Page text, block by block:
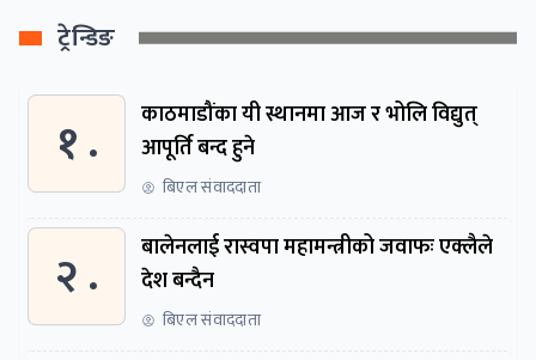
ट्रेन्डिङ
१ .
काठमाडौंका यी स्थानमा आज र भोलि विद्युत्
आपूर्ति बन्द हुने
बिएल संवाददाता
२ .
बालेनलाई रास्वपा महामन्त्रीको जवाफः एक्लैले
देश बन्दैन
बिएल संवाददाता